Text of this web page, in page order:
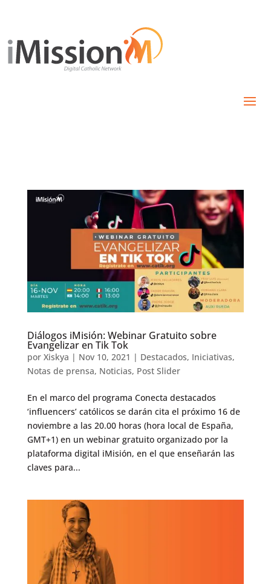
Diálogos iMisión: Webinar Gratuito sobre
Evangelizar en Tik Tok
por Xiskya | Nov 10, 2021 | Destacados, Iniciativas,
Notas de prensa, Noticias, Post Slider
En el marco del programa Conecta destacados
‘influencers’ católicos se darán cita el próximo 16 de
noviembre a las 20.00 horas (hora local de España,
GMT+1) en un webinar gratuito organizado por la
plataforma digital iMisión, en el que enseñarán las
claves para...